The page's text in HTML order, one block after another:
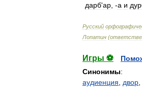
дарб'ар , -а и
Русский
Лопатин (
Игры ⚽
Синонимы:
аудиенция
двор